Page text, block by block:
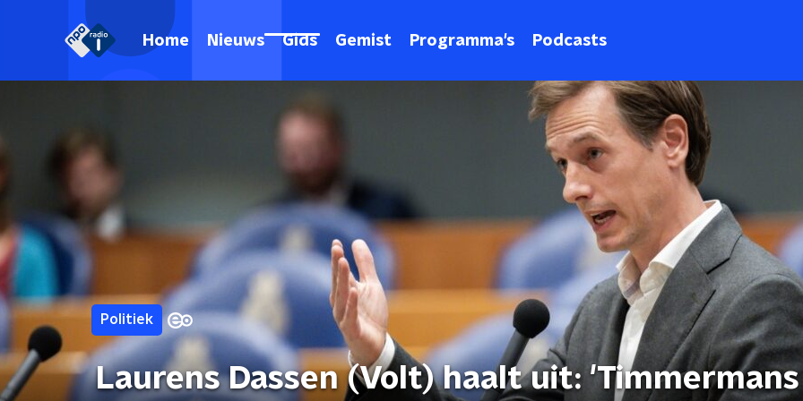
Home Nieuws Gids Gemist Programma's Podcasts
Politiek
Laurens Dassen (Volt) haalt uit: